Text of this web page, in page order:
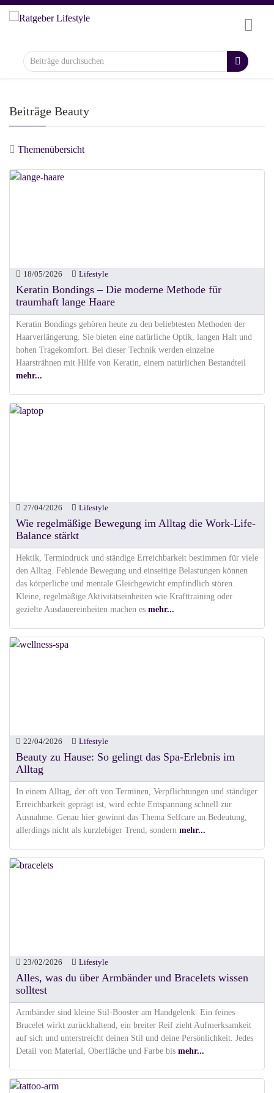
Beiträge Beauty
Themenübersicht
18/05/2026 Lifestyle
Keratin Bondings – Die moderne Methode für
traumhaft lange Haare
Keratin Bondings gehören heute zu den beliebtesten Methoden der
Haarverlängerung. Sie bieten eine natürliche Optik, langen Halt und
hohen Tragekomfort. Bei dieser Technik werden einzelne
Haarsträhnen mit Hilfe von Keratin, einem natürlichen Bestandteil
mehr...
27/04/2026 Lifestyle
Wie regelmäßige Bewegung im Alltag die Work-Life-
Balance stärkt
Hektik, Termindruck und ständige Erreichbarkeit bestimmen für viele
den Alltag. Fehlende Bewegung und einseitige Belastungen können
das körperliche und mentale Gleichgewicht empfindlich stören.
Kleine, regelmäßige Aktivitätseinheiten wie Krafttraining oder
gezielte Ausdauereinheiten machen es mehr...
22/04/2026 Lifestyle
Beauty zu Hause: So gelingt das Spa-Erlebnis im
Alltag
In einem Alltag, der oft von Terminen, Verpflichtungen und ständiger
Erreichbarkeit geprägt ist, wird echte Entspannung schnell zur
Ausnahme. Genau hier gewinnt das Thema Selfcare an Bedeutung,
allerdings nicht als kurzlebiger Trend, sondern mehr...
23/02/2026 Lifestyle
Alles, was du über Armbänder und Bracelets wissen
solltest
Armbänder sind kleine Stil-Booster am Handgelenk. Ein feines
Bracelet wirkt zurückhaltend, ein breiter Reif zieht Aufmerksamkeit
auf sich und unterstreicht deinen Stil und deine Persönlichkeit. Jedes
Detail von Material, Oberfläche und Farbe bis mehr...